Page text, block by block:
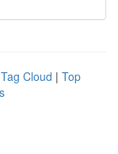
Tag Cloud | Top